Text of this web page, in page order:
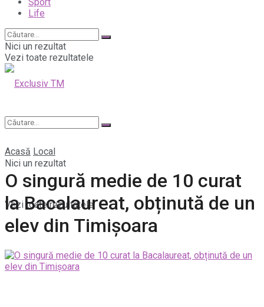
Life
Nici un rezultat
Vezi toate rezultatele
Nici un rezultat
Vezi toate rezultatele
Acasă Local
O singură medie de 10 curat
la Bacalaureat, obținută de un
elev din Timișoara